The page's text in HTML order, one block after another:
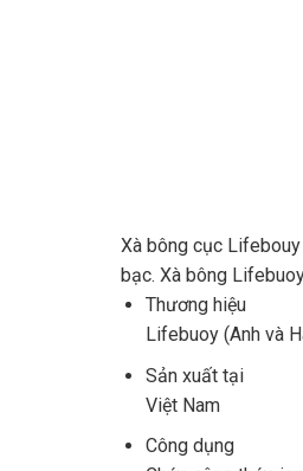
Xà bông cục
bạc. Xà bông
Thương hiệu
Lifebuoy (Anh và
Sản xuất tại
Việt Nam
Công dụng